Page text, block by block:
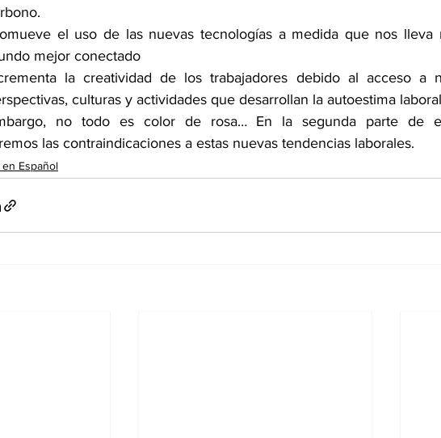
el uso de las nuevas tecnologías a medida que nos lleva
mejor conectado
la creatividad de los trabajadores debido al acceso a
culturas y actividades que desarrollan la autoestima
no todo es color de rosa… En la segunda parte de
las contraindicaciones a estas nuevas tendencias laborales.
Español